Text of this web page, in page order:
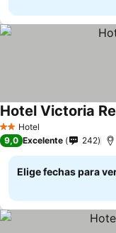
2 Estrellas
Hotel
Hotel Victoria
9,0 Excelente 242
Elige fechas para